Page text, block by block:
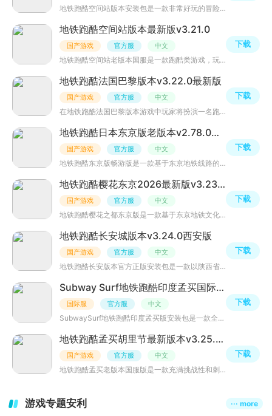
地铁跑酷空间站版本安装包是一款非常好玩的冒险跑酷类游戏，此版本为空间站版本，玩家将在空间站中不断冒险
地铁跑酷空间站版本最新版v3.21.0
国产游戏 官方服 中文
地铁跑酷空间站老版本国服是一款跑酷类游戏，玩家可在虚拟的太空站内进行奔跑挑战，避开障碍，收集道具，体
下载
地铁跑酷法国巴黎版本v3.22.0最新版
国产游戏 官方服 中文
在地铁跑酷法国巴黎版本游戏中玩家将扮演一名跑酷狂人，在巴黎城市的地铁站和地下通道中奔跑。玩家需要绕过
下载
地铁跑酷日本东京版老版本v2.78.0畅游版
国产游戏 官方服 中文
地铁跑酷东京版畅游版是一款基于东京地铁线路的跑酷游戏，玩家需要在地铁车厢内奔跑、跳跃、滑行，躲避障碍
下载
地铁跑酷樱花东京2026最新版v3.23.0日本版
国产游戏 官方服 中文
地铁跑酷樱花之都东京版是一款基于东京地铁文化和樱花风情元素的跑酷游戏。玩家可以通过在地铁车站、隧道和
下载
地铁跑酷长安城版本v3.24.0西安版
国产游戏 官方服 中文
地铁跑酷长安版本官方正版安装包是一款以陕西省西安市为背景的动作跑酷游戏，玩家将在地铁线路上奔跑、滑翔
下载
Subway Surf地铁跑酷印度孟买国际版v3.1.0最新版
国际服 官方服 中文
SubwaySurf地铁跑酷印度孟买版安装包是一款全新推出的地铁跑酷类游戏，为玩家带来最好玩的孟买版本，里面画
下载
地铁跑酷孟买胡里节最新版本v3.25.0印度版
国产游戏 官方服 中文
地铁跑酷孟买老版本国服版是一款充满挑战性和刺激感的跑酷游戏，玩家需要在繁华的孟买城市中穿梭跑酷，跳跃
下载
游戏专题安利 ··· more